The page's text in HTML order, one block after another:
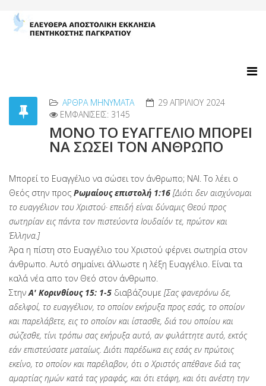
ΑΡΘΡΑ MΗΝΎΜΑΤΑ
29 ΑΠΡΙΛΊΟΥ 2024
ΕΜΦΑΝΊΣΕΙΣ: 3145
ΜΟΝΟ ΤΟ ΕΥΑΓΓΕΛΙΟ ΜΠΟΡΕΙ
ΝΑ ΣΩΣΕΙ ΤΟΝ ΑΝΘΡΩΠΟ
Μπορεί το Ευαγγέλιο να σώσει τον άνθρωπο; ΝΑΙ. Το λέει ο
Θεός στην προς Ρωμαίους επιστολή 1:16 [Διότι δεν αισχύνομαι
το ευαγγέλιον του Χριστού· επειδή είναι δύναμις Θεού προς
σωτηρίαν εις πάντα τον πιστεύοντα Ιουδαίόν τε, πρώτον και
Έλληνα.]
Άρα η πίστη στο Ευαγγέλιο του Χριστού φέρνει σωτηρία στον
άνθρωπο. Αυτό σημαίνει άλλωστε η λέξη Ευαγγέλιο. Είναι τα
καλά νέα απο τον Θεό στον άνθρωπο.
ΣτηνΑ' Κορινθίους 15: 1-5 διαβάζουμε [Σας φανερόνω δε,
αδελφοί, το ευαγγέλιον, το οποίον εκήρυξα προς εσάς, το οποίον
και παρελάβετε, εις το οποίον και ίστασθε, διά του οποίου και
σώζεσθε, τίνι τρόπω σας εκήρυξα αυτό, αν φυλάττητε αυτό, εκτός
εάν επιστεύσατε ματαίως. Διότι παρέδωκα εις εσάς εν πρώτοις
εκείνο, το οποίον και παρέλαβον, ότι ο Χριστός απέθανε διά τας
αμαρτίας ημών κατά τας γραφάς, και ότι ετάφη, και ότι ανέστη την